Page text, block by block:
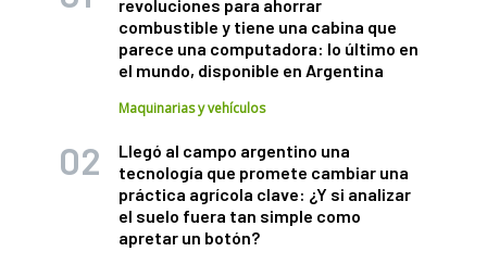
revoluciones para ahorrar
combustible y tiene una cabina que
parece una computadora: lo último en
el mundo, disponible en Argentina
Maquinarias y vehículos
Llegó al campo argentino una
tecnología que promete cambiar una
práctica agrícola clave: ¿Y si analizar
el suelo fuera tan simple como
apretar un botón?